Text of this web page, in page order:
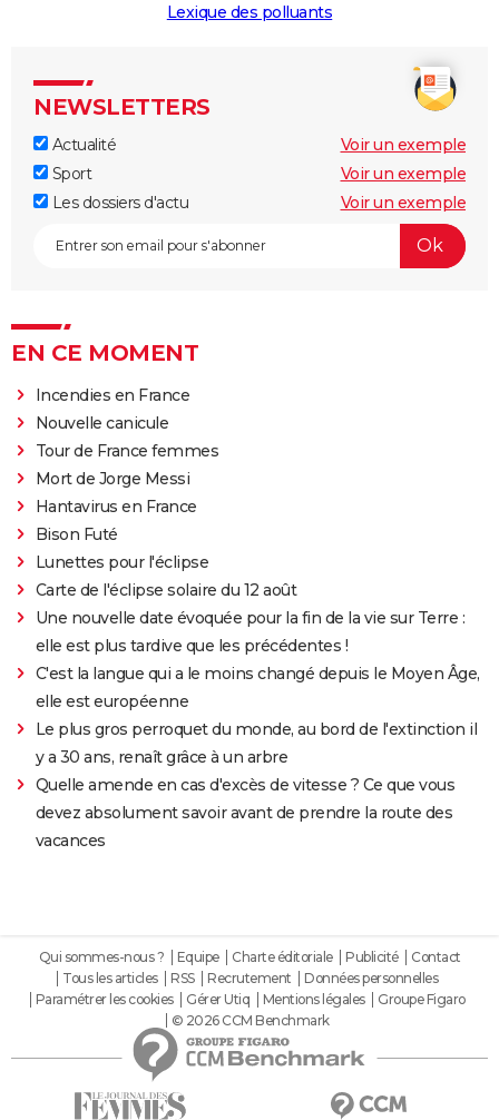
Lexique des polluants
NEWSLETTERS
Actualité
Voir un exemple
Sport
Voir un exemple
Les dossiers d'actu
Voir un exemple
EN CE MOMENT
Incendies en France
Nouvelle canicule
Tour de France femmes
Mort de Jorge Messi
Hantavirus en France
Bison Futé
Lunettes pour l'éclipse
Carte de l'éclipse solaire du 12 août
Une nouvelle date évoquée pour la fin de la vie sur Terre :
elle est plus tardive que les précédentes !
C'est la langue qui a le moins changé depuis le Moyen Âge,
elle est européenne
Le plus gros perroquet du monde, au bord de l'extinction il
y a 30 ans, renaît grâce à un arbre
Quelle amende en cas d'excès de vitesse ? Ce que vous
devez absolument savoir avant de prendre la route des
vacances
Qui sommes-nous ? Equipe Charte éditoriale Publicité
Contact
Tous les articles
RSS Recrutement
Données personnelles
Paramétrer les cookies
Gérer Utiq Mentions légales
Groupe Figaro
© 2026 CCM Benchmark